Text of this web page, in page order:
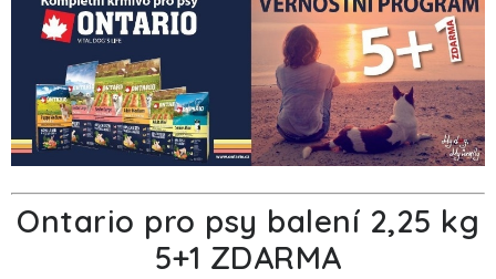
PRO PÁNÍČKY
JEZÍRKA
ZNÁTE Z TV
SEZÓNNÍ BESTSELLERY
Ontario pro psy balení 2,25 kg
5+1 ZDARMA